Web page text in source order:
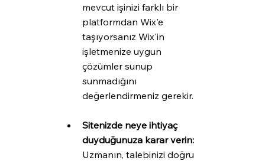
mevcut işinizi farklı bir
platformdan Wix'e
taşıyorsanız Wix'in
işletmenize uygun
çözümler sunup
sunmadığını
değerlendirmeniz gerekir.
Sitenizde neye ihtiyaç
duyduğunuza karar verin:
Uzmanın, talebinizi doğru